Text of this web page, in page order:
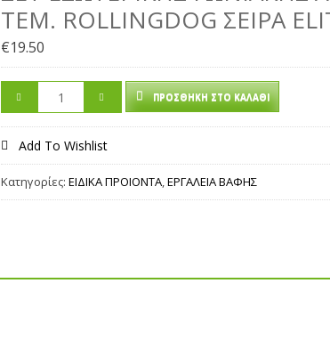
ΤΕΜ. ROLLINGDOG ΣΕΙΡΆ
€19.50
ΠΡΟΣΘΉΚΗ ΣΤΟ ΚΑΛΆΘΙ
Add To Wishlist
Κατηγορίες:ΕΙΔΙΚΑ ΠΡΟΙΟΝΤΑ,ΕΡΓΑΛΕΙΑ ΒΑΦΗΣ